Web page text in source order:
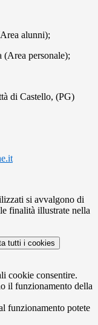
alunni);
(Area personale);
di Castello, (PG)
si avvalgono di
finalità illustrate nella
tutti i cookies
cookie consentire.
il funzionamento della
funzionamento potete